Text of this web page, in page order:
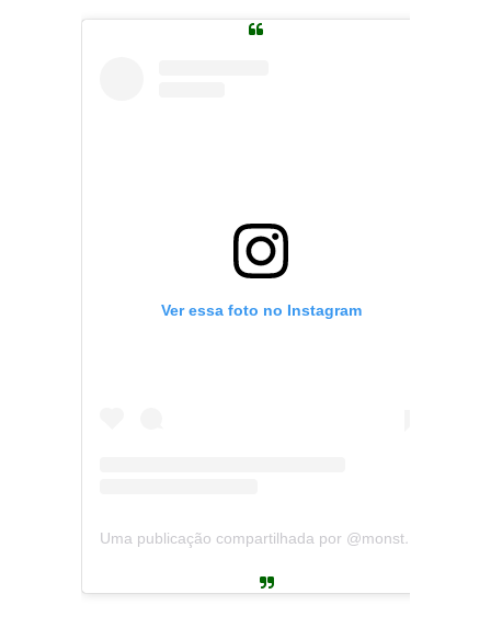
Ver essa foto no Instagram
Uma publicação compartilhada por @monstersofrockbr